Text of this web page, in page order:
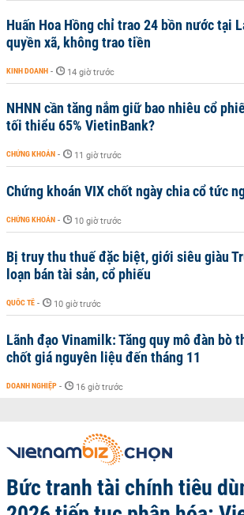
Huấn Hoa Hồng chỉ trao 24 bồn nước tại
quyền xã, không trao tiền
KINH DOANH - 14 giờ trước
NHNN cần tăng nắm giữ bao nhiêu cổ
tối thiểu 65% VietinBank?
CHỨNG KHOÁN - 11 giờ trước
Chứng khoán VIX chốt ngày chia cổ tức
CHỨNG KHOÁN - 10 giờ trước
Bị truy thu thuế đặc biệt, giới siêu giàu
loạn bán tài sản, cổ phiếu
QUỐC TẾ - 10 giờ trước
Lãnh đạo Vinamilk: Tăng quy mô đàn bò
chốt giá nguyên liệu đến tháng 11
DOANH NGHIỆP - 16 giờ trước
Bức tranh tài chính tiêu